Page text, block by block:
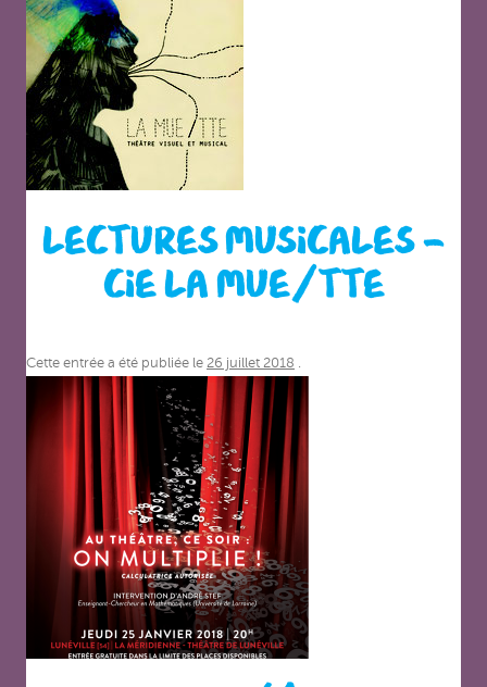
LECTURES MUSICALES –
CIE LA MUE/TTE
Cette entrée a été publiée le 26 juillet 2018 .